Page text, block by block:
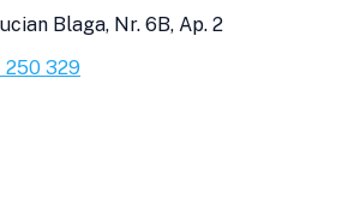
Blaga, Nr. 6B, Ap. 2
250 329